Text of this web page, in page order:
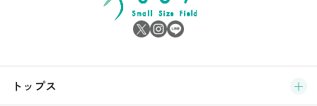
ブ
トップス